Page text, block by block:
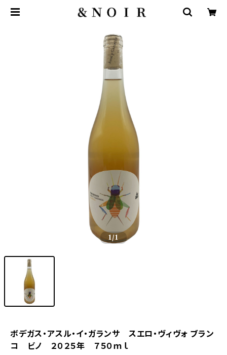
1/1
ボデガス・アスル・イ・ガランサ スエロ・ヴィヴォ ブラン
コ ビノ ２０２５年 ７５０ｍｌ